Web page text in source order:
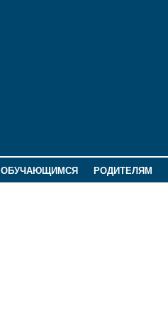
ОБУЧАЮЩИМСЯ РОДИТЕЛЯМ